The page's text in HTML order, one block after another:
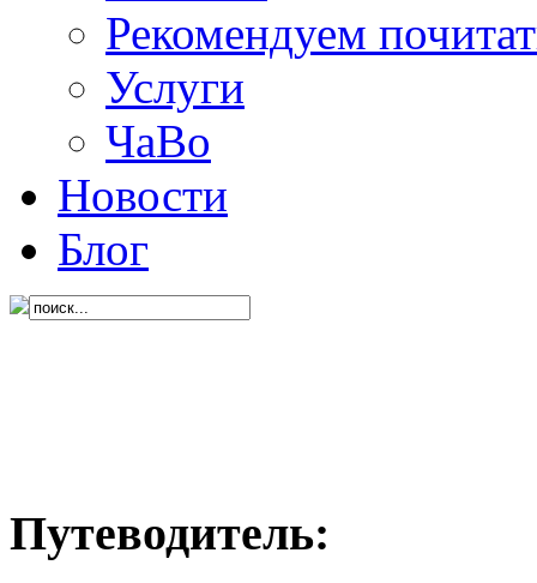
Рекомендуем
Услуги
ЧаВо
Новости
Блог
Путеводитель: